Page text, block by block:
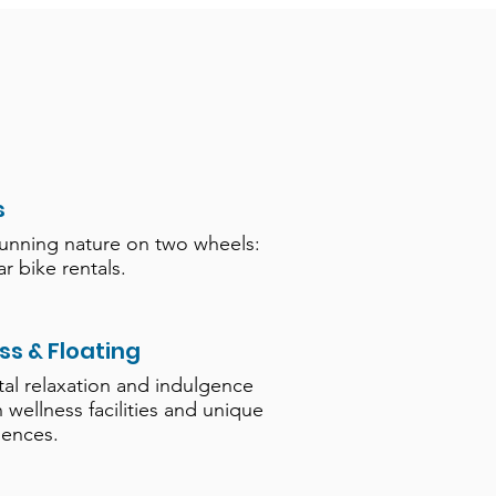
nature on two wheels:
bike rentals.
& Floating
relaxation and indulgence
facilities and unique